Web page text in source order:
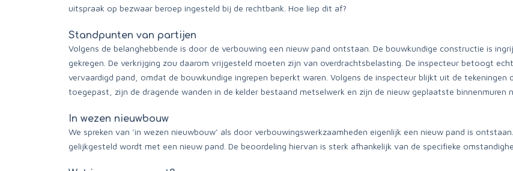
uitspraak op bezwaar beroep ingesteld bij de rechtbank. Hoe liep dit af?
Standpunten van partijen
Volgens de belanghebbende is door de verbouwing een nieuw pand ontstaan. De bouwkundige constructie is
gekregen. De verkrijging zou daarom vrijgesteld moeten zijn van overdrachtsbelasting. De inspecteur betoogt
vervaardigd pand, omdat de bouwkundige ingrepen beperkt waren. Volgens de inspecteur blijkt uit de
toegepast, zijn de dragende wanden in de kelder bestaand metselwerk en zijn de nieuw geplaatste binnenmuren
In wezen nieuwbouw
We spreken van 'in wezen nieuwbouw' als door verbouwingswerkzaamheden eigenlijk een nieuw pand is
gelijkgesteld wordt met een nieuw pand. De beoordeling hiervan is sterk afhankelijk van de specifieke